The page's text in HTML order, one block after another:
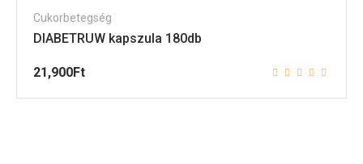
Cukorbetegség
DIABETRUW kapszula 180db
21,900Ft